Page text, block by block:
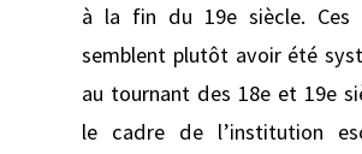
à la fin du 19e siècle. Ces
semblent plutôt avoir été
au tournant des 18e et 19e
le cadre de l’institution